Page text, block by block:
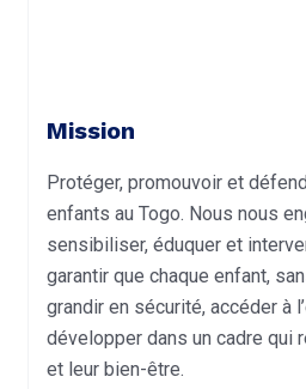
Mission
Protéger, promouvoir et
enfants au Togo. Nous nous
sensibiliser, éduquer et
garantir que chaque enfant,
grandir en sécurité, accéder à
développer dans un cadre qui
et leur bien-être.